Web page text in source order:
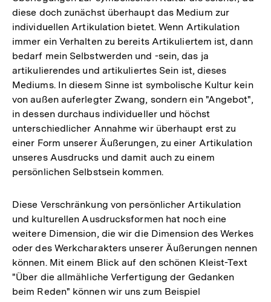
diese doch zunächst überhaupt das Medium zur
individuellen Artikulation bietet. Wenn Artikulation
immer ein Verhalten zu bereits Artikuliertem ist, dann
bedarf mein Selbstwerden und -sein, das ja
artikulierendes und artikuliertes Sein ist, dieses
Mediums. In diesem Sinne ist symbolische Kultur kein
von außen auferlegter Zwang, sondern ein "Angebot",
in dessen durchaus individueller und höchst
unterschiedlicher Annahme wir überhaupt erst zu
einer Form unserer Äußerungen, zu einer Artikulation
unseres Ausdrucks und damit auch zu einem
persönlichen Selbstsein kommen.
Diese Verschränkung von persönlicher Artikulation
und kulturellen Ausdrucksformen hat noch eine
weitere Dimension, die wir die Dimension des Werkes
oder des Werkcharakters unserer Äußerungen nennen
können. Mit einem Blick auf den schönen Kleist-Text
"Über die allmähliche Verfertigung der Gedanken
beim Reden" können wir uns zum Beispiel